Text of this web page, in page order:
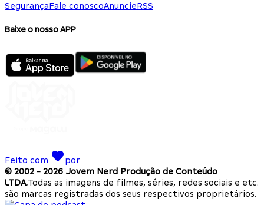
SegurançaFale conoscoAnuncieRSS
Baixe o nosso APP
Feito com
por
© 2002 - 2026 Jovem Nerd Produção de Conteúdo
LTDA.Todas as imagens de filmes, séries, redes sociais e etc.
são marcas registradas dos seus respectivos proprietários.